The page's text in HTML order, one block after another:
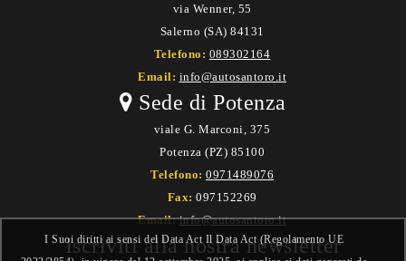
via Wenner, 55
Salerno (SA) 84131
Telefono: 089302164
Email: info@autosantoro.it
Sede di Potenza
viale G. Marconi, 375
Potenza (PZ) 85100
Telefono: 0971489076
Fax: 097152269
Email:info@autosantoro.it
Iscriviti alla nostra newsletter
I Suoi diritti ai sensi del Data Act Il Data Act (Regolamento UE